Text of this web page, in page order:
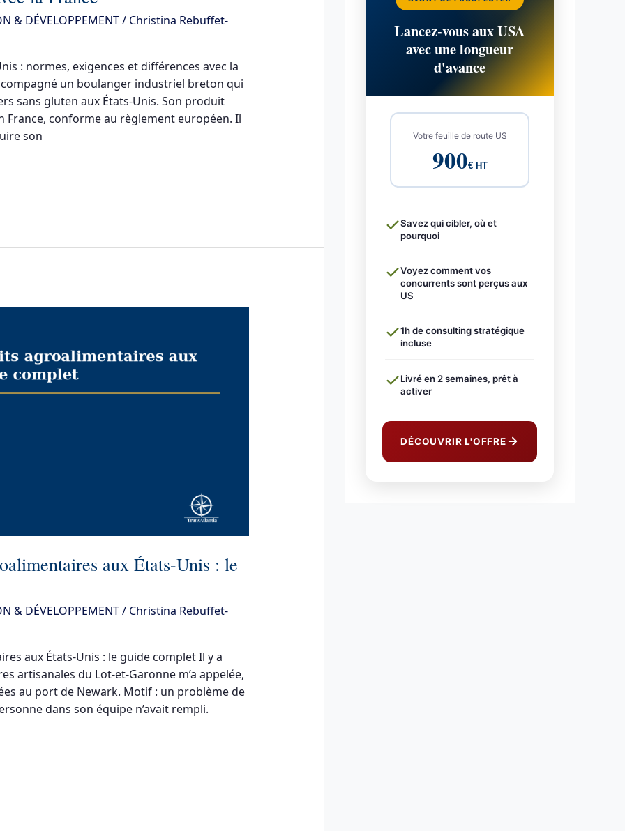
& DÉVELOPPEMENT/ Christina Rebuffet-
: normes, exigences et différences avec la
un boulanger industriel breton qui
sans gluten aux États-Unis. Son produit
France, conforme au règlement européen. Il
son
aux États-Unis : le
& DÉVELOPPEMENT/ Christina Rebuffet-
aux États-Unis : le guide complet Il y a
artisanales du Lot-et-Garonne m’a appelée,
au port de Newark. Motif : un problème de
dans son équipe n’avait rempli.
Lancez-vous aux USA
avec une longueur
d'avance
Votre feuille de route US
900€ HT
Savez qui cibler, où et
pourquoi
Voyez comment vos
concurrents sont perçus aux
US
1h de consulting stratégique
incluse
Livré en 2 semaines, prêt à
activer
DÉCOUVRIR L'OFFRE